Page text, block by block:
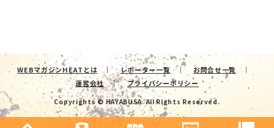
WEBマガジンHEATとは レポーター一覧
お問合せ一覧
運営会社
プライバシーポリシー
Copyrights © HAYABUSA. All Rights Reserved.